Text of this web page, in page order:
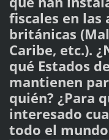
fiscales en las
británicas
Caribe, etc.).
qué Estados
mantienen
quién? ¿Para
interesado
todo el